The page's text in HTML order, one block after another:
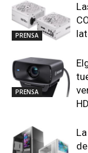
PRENSA
PRENSA